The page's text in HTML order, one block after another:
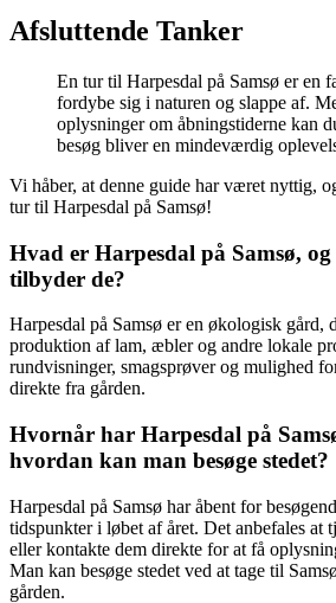
Afsluttende Tanker
En tur til Harpesdal på Samsø er en
fordybe sig i naturen og slappe af.
oplysninger om åbningstiderne kan
besøg bliver en mindeværdig
Vi håber, at denne guide har været nyttig,
tur til Harpesdal på Samsø!
Hvad er Harpesdal på Samsø,
tilbyder de?
Harpesdal på Samsø er en økologisk gård,
produktion af lam, æbler og andre lokale
rundvisninger, smagsprøver og mulighed
direkte fra gården.
Hvornår har Harpesdal på
hvordan kan man besøge stedet?
Harpesdal på Samsø har åbent for
tidspunkter i løbet af året. Det anbefales at
eller kontakte dem direkte for at få
Man kan besøge stedet ved at tage til
gården.